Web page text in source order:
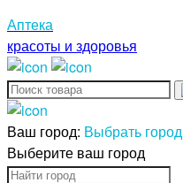
Аптека
красоты и здоровья
Ваш город: Выбрать город
Выберите ваш город